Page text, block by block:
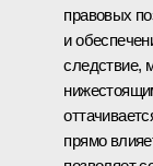
правовых
и
следствие,
прямо